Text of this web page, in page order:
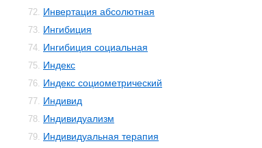
72. Инвертация абсолютная
73. Ингибиция
74. Ингибиция социальная
75. Индекс
76. Индекс социометрический
77. Индивид
78. Индивидуализм
79. Индивидуальная терапия